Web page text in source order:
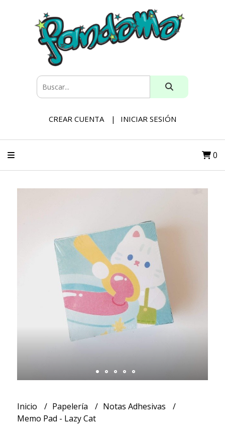
CREAR CUENTA INICIAR SESIÓN
0
Inicio Papelería
Notas Adhesivas
Memo Pad - Lazy Cat